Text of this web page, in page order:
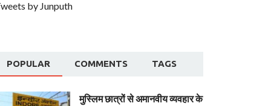
by Junputh
POPULAR COMMENTS TAGS
मुस्लिम छात्रों से अमानवीय व्यवहार के